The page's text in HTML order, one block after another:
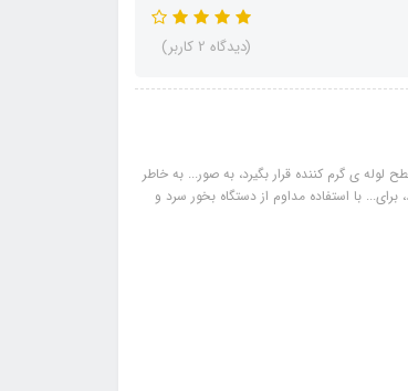
(دیدگاه 2 کاربر)
ی گرم کننده قرار بگیرد، به صور... به خاطر
با استفاده مداوم از دستگاه بخور سرد و